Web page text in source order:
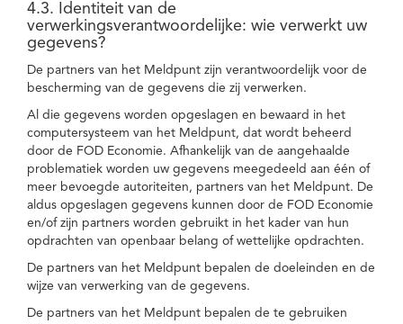
4.3. Identiteit van de
verwerkingsverantwoordelijke: wie verwerkt uw
gegevens?
De partners van het Meldpunt zijn verantwoordelijk voor de
bescherming van de gegevens die zij verwerken.
Al die gegevens worden opgeslagen en bewaard in het
computersysteem van het Meldpunt, dat wordt beheerd
door de FOD Economie. Afhankelijk van de aangehaalde
problematiek worden uw gegevens meegedeeld aan één of
meer bevoegde autoriteiten, partners van het Meldpunt. De
aldus opgeslagen gegevens kunnen door de FOD Economie
en/of zijn partners worden gebruikt in het kader van hun
opdrachten van openbaar belang of wettelijke opdrachten.
De partners van het Meldpunt bepalen de doeleinden en de
wijze van verwerking van de gegevens.
De partners van het Meldpunt bepalen de te gebruiken